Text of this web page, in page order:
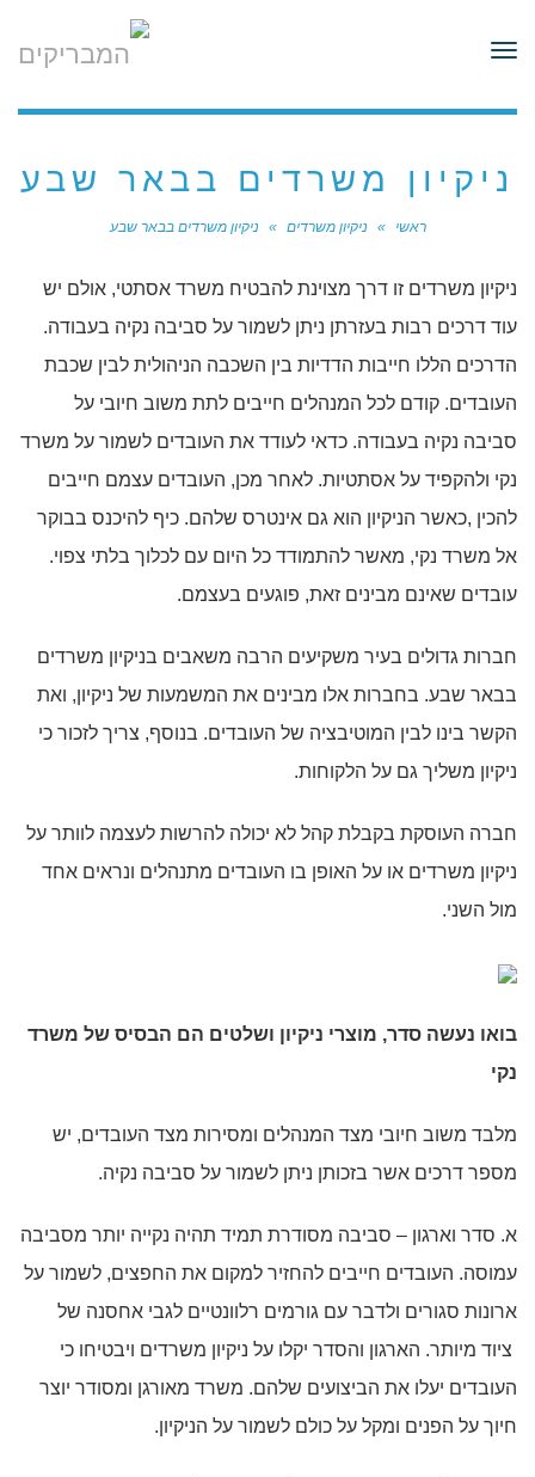
תפריט
ניקיון משרדים בבאר שבע
ראשי » ניקיון משרדים » ניקיון משרדים בבאר שבע
ניקיון משרדים זו דרך מצוינת להבטיח משרד אסתטי, אולם יש
עוד דרכים רבות בעזרתן ניתן לשמור על סביבה נקיה בעבודה.
הדרכים הללו חייבות הדדיות בין השכבה הניהולית לבין שכבת
העובדים. קודם לכל המנהלים חייבים לתת משוב חיובי על
סביבה נקיה בעבודה. כדאי לעודד את העובדים לשמור על משרד
נקי ולהקפיד על אסתטיות. לאחר מכן, העובדים עצמם חייבים
להכין ,כאשר הניקיון הוא גם אינטרס שלהם. כיף להיכנס בבוקר
אל משרד נקי, מאשר להתמודד כל היום עם לכלוך בלתי צפוי.
עובדים שאינם מבינים זאת, פוגעים בעצמם.
חברות גדולים בעיר משקיעים הרבה משאבים בניקיון משרדים
בבאר שבע. בחברות אלו מבינים את המשמעות של ניקיון, ואת
הקשר בינו לבין המוטיבציה של העובדים. בנוסף, צריך לזכור כי
ניקיון משליך גם על הלקוחות.
חברה העוסקת בקבלת קהל לא יכולה להרשות לעצמה לוותר על
ניקיון משרדים או על האופן בו העובדים מתנהלים ונראים אחד
מול השני.
בואו נעשה סדר, מוצרי ניקיון ושלטים הם הבסיס של משרד
נקי
מלבד משוב חיובי מצד המנהלים ומסירות מצד העובדים, יש
מספר דרכים אשר בזכותן ניתן לשמור על סביבה נקיה.
א. סדר וארגון – סביבה מסודרת תמיד תהיה נקייה יותר מסביבה
עמוסה. העובדים חייבים להחזיר למקום את החפצים, לשמור על
ארונות סגורים ולדבר עם גורמים רלוונטיים לגבי אחסנה של
ציוד מיותר. הארגון והסדר יקלו על ניקיון משרדים ויבטיחו כי
העובדים יעלו את הביצועים שלהם. משרד מאורגן ומסודר יוצר
חיוך על הפנים ומקל על כולם לשמור על הניקיון.